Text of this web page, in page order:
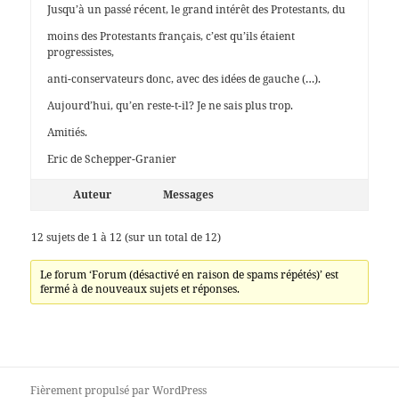
Jusqu’à un passé récent, le grand intérêt des Protestants, du
moins des Protestants français, c’est qu’ils étaient
progressistes,
anti-conservateurs donc, avec des idées de gauche (…).
Aujourd’hui, qu’en reste-t-il? Je ne sais plus trop.
Amitiés.
Eric de Schepper-Granier
Auteur Messages
12 sujets de 1 à 12 (sur un total de 12)
Le forum ‘Forum (désactivé en raison de spams répétés)’ est
fermé à de nouveaux sujets et réponses.
Fièrement propulsé par WordPress